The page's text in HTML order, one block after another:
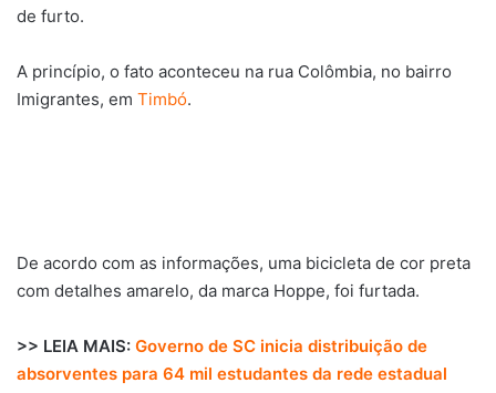
de furto.
A princípio, o fato aconteceu na rua Colômbia, no bairro
Imigrantes, em Timbó.
De acordo com as informações, uma bicicleta de cor preta
com detalhes amarelo, da marca Hoppe, foi furtada.
>> LEIA MAIS: Governo de SC inicia distribuição de
absorventes para 64 mil estudantes da rede estadual